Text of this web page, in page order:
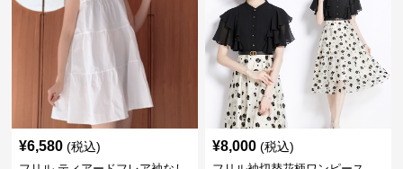
¥6,580 (税込) ¥8,000 (税込)